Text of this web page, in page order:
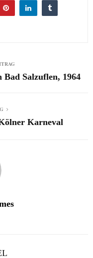
Salzuflen, 1964
Karneval